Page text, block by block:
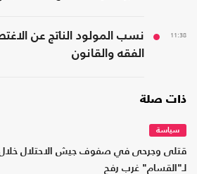
11:38
نسب المولود الناتج عن
الفقه والقانون
ذات صلة
سياسة
قتلى وجرحى في صفوف جيش الاحتلال
لـ"القسام" غرب رفح